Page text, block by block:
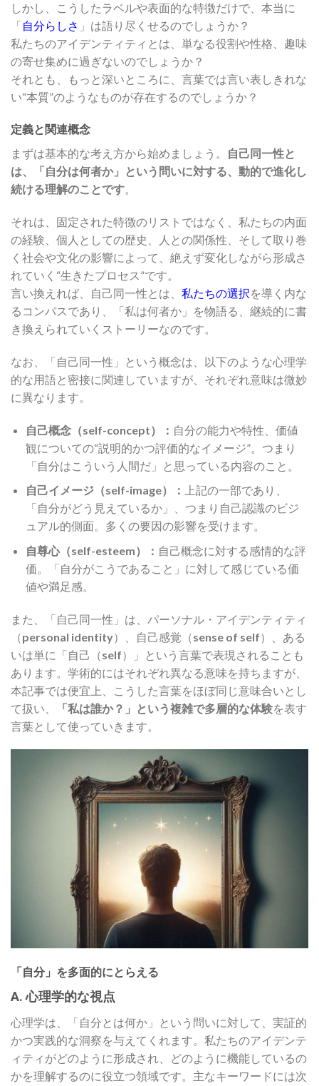
しかし、こうしたラベルや表面的な特徴だけで、本当に
「自分らしさ 」は語り尽くせるのでしょうか？
私たちのアイデンティティとは、単なる役割や性格、趣味
の寄せ集めに過ぎないのでしょうか？
それとも、もっと深いところに、言葉では言い表しきれな
い“本質”のようなものが存在するのでしょうか？
定義と関連概念
まずは基本的な考え方から始めましょう。
自己同一性と
は、「自分は何者か」という問いに対する、動的で進化し
続ける理解のことです。
それは、固定された特徴のリストではなく、私たちの内面
の経験、個人としての歴史、人との関係性、そして取り巻
く社会や文化の影響によって、絶えず変化しながら形成さ
れていく“生きたプロセス”です。
言い換えれば、自己同一性とは、 私たちの選択を導く内な
るコンパスであり、「私は何者か」を物語る、継続的に書
き換えられていくストーリーなのです。
なお、「自己同一性」という概念は、以下のような心理学
的な用語と密接に関連していますが、それぞれ意味は微妙
に異なります。
自己概念（self-concept）： 自分の能力や特性、価値
観についての“説明的かつ評価的なイメージ”。つまり
「自分はこういう人間だ」と思っている内容のこと。
自己イメージ（self-image）：
上記の一部であり、
「自分がどう見えているか」、つまり自己認識のビジ
ュアル的側面。多くの要因の影響を受けます。
自尊心（self-esteem）： 自己概念に対する感情的な評
価。「自分がこうであること」に対して感じている価
値や満足感。
また、「自己同一性」は、パーソナル・アイデンティティ
（personal identity）、自己感覚（sense of self）、ある
いは単に「自己（self）」という言葉で表現されることも
あります。学術的にはそれぞれ異なる意味を持ちますが、
本記事では便宜上、こうした言葉をほぼ同じ意味合いとし
て扱い、
「私は誰か？」という複雑で多層的な体験を表す
言葉として使っていきます。
「自分」を多面的にとらえる
A. 心理学的な視点
心理学は、「自分とは何か」という問いに対して、実証的
かつ実践的な洞察を与えてくれます。私たちのアイデンテ
ィティがどのように形成され、どのように機能しているの
かを理解するのに役立つ領域です。主なキーワードには次